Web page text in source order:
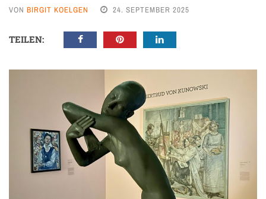
VON BIRGIT KOELGEN 24. SEPTEMBER 2025
TEILEN: